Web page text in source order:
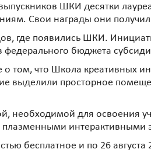
ШКИ десятки
Свои награды они
где появились ШКИ.
федерального бюджета
том, что Школа креативных
выделили просторное
необходимой для освоения
интерактивными
бесплатное и по 26